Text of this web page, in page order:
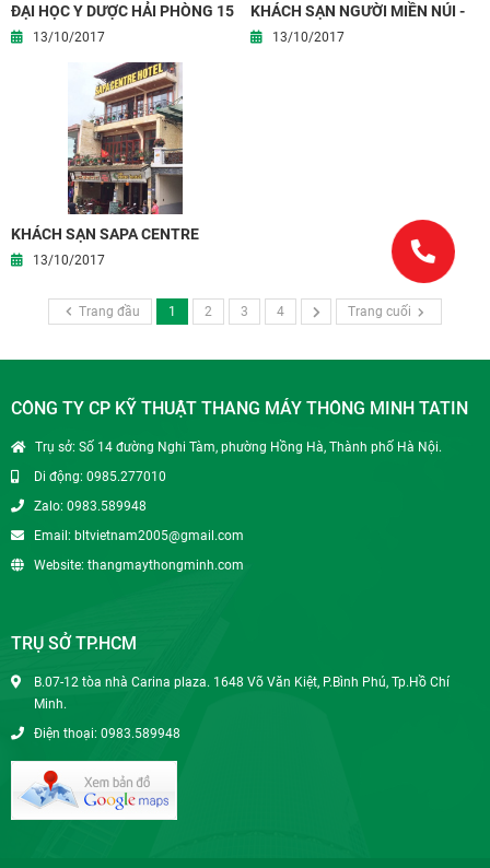
ĐẠI HỌC Y DƯỢC HẢI PHÒNG 15
TẦNG13/10/2017
KHÁCH SẠN NGƯỜI MIỀN NÚI -
THỊ TRẤN SAPA
13/10/2017
KHÁCH SẠN SAPA CENTRE
13/10/2017
Trang đầu 1 2 3 4 Trang cuối
CÔNG TY CP KỸ THUẬT THANG MÁY THÔNG MINH TATIN
Trụ sở: Số 14 đường Nghi Tàm, phường Hồng Hà, Thành phố Hà Nội.
Di động: 0985.277010
Zalo: 0983.589948
Email: bltvietnam2005@gmail.com
Website: thangmaythongminh.com
TRỤ SỞ TP.HCM
B.07-12 tòa nhà Carina plaza. 1648 Võ Văn Kiệt, P.Bình Phú, Tp.Hồ Chí
Minh.
Điện thoại: 0983.589948